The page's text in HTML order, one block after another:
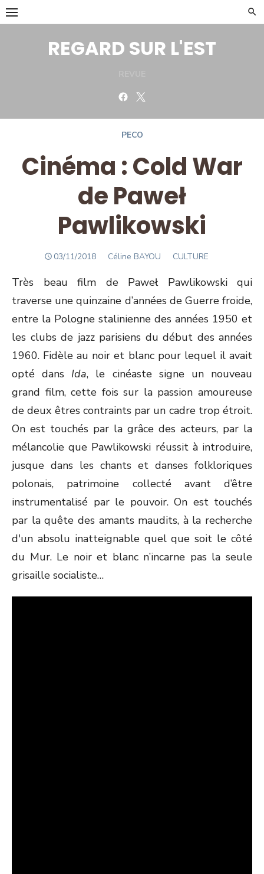
Skip
to
REGARD SUR L'EST
Facebook
PECO
Cinéma : Cold War
de Paweł
Pawlikowski
POSTED
03/11/2018 Author
Céline BAYOU CULTURE
Très beau film de Paweł Pawlikowski qui
traverse une quinzaine d’années de Guerre froide,
entre la Pologne stalinienne des années 1950 et
les clubs de jazz parisiens du début des années
1960. Fidèle au noir et blanc pour lequel il avait
opté dans Ida, le cinéaste signe un nouveau
grand film, cette fois sur la passion amoureuse
de deux êtres contraints par un cadre trop étroit.
On est touchés par la grâce des acteurs, par la
mélancolie que Pawlikowski réussit à introduire,
jusque dans les chants et danses folkloriques
polonais, patrimoine collecté avant d’être
instrumentalisé par le pouvoir. On est touchés
par la quête des amants maudits, à la recherche
d'un absolu inatteignable quel que soit le côté
du Mur. Le noir et blanc n’incarne pas la seule
grisaille socialiste…